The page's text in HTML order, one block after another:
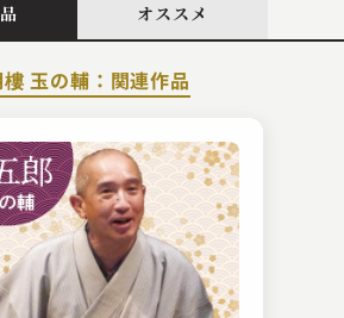
オススメ
玉の輔：関連作品